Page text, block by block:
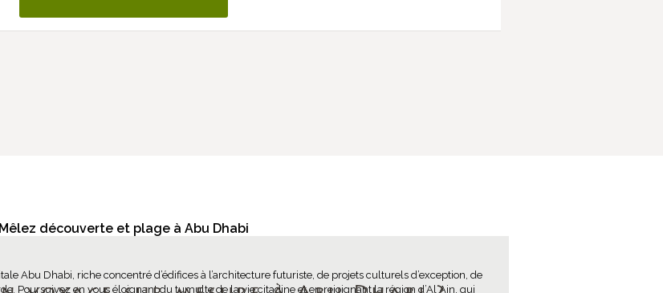
Mêlez découverte et plage à Abu Dhabi
Abu Dhabi, riche concentré d’édifices à l’architecture futuriste, de projets culturels d’exception, de
Poursuivez en vous éloignant du tumulte de la vie citadine et en rejoignant la région d’Al Ain, qui